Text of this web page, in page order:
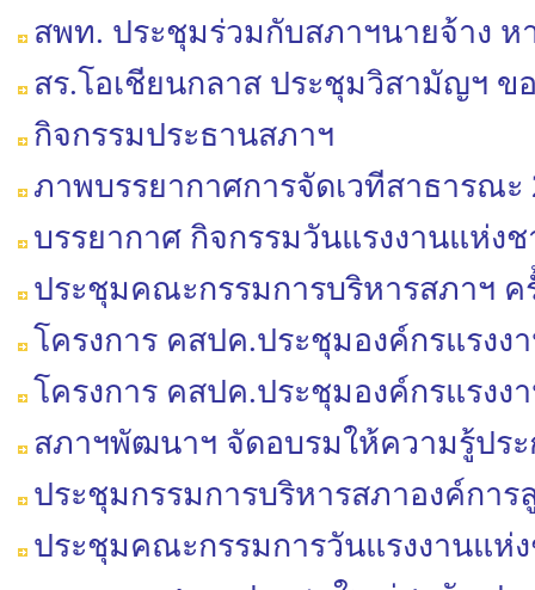
สพท. ประชุมร่วมกับสภาฯนายจ้าง ห
สร.โอเชียนกลาส ประชุมวิสามัญฯ
กิจกรรมประธานสภาฯ
ภาพบรรยากาศการจัดเวทีสาธารณ
บรรยากาศ กิจกรรมวันแรงงานแห่งช
ประชุมคณะกรรมการบริหารสภาฯ ค
โครงการ คสปค.ประชุมองค์กรแรงง
โครงการ คสปค.ประชุมองค์กรแรง
สภาฯพัฒนาฯ จัดอบรมให้ความรู้ปร
ประชุมกรรมการบริหารสภาองค์การ
ประชุมคณะกรรมการวันแรงงานแห่ง